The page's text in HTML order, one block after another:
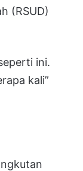
(RSUD)
ini.
kali”